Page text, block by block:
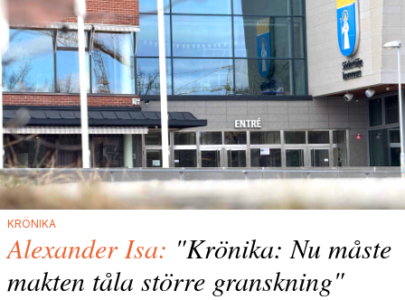
KRÖNIKA
Alexander Isa: "Krönika: Nu måste
makten tåla större granskning"